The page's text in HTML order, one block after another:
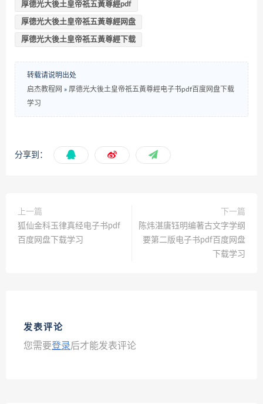
厚德光大後土皇帝祇五黃尊經pdf
厚德光大後土皇帝祇五黃尊經网盘
厚德光大後土皇帝祇五黃尊經下载
转载请说明出处
启杰教程网 » 厚德光大後土皇帝祇五黃尊經电子书pdf百度网盘下载
学习
分享到：
上一篇
狐仙金科玉律真经电子书pdf
百度网盘下载学习
下一篇
陈炜湛唐钰明编著古文字学纲
要第二版电子书pdf百度网盘
下载学习
发表评论
您需要登录后才能发表评论